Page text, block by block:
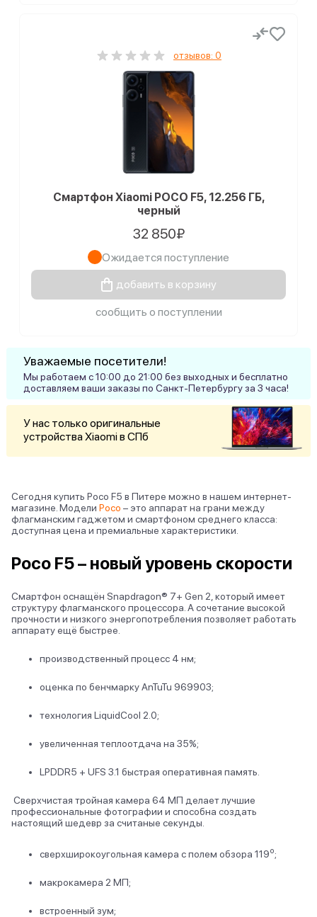
отзывов: 0
Смартфон Xiaomi POCO F5, 12.256 ГБ,
черный
32 850₽
Ожидается поступление
добавить в корзину
сообщить о поступлении
Уважаемые посетители!
Мы работаем с 10:00 до 21:00 без выходных и бесплатно
доставляем ваши заказы по Санкт-Петербургу за 3 часа!
У нас только оригинальные
устройства Xiaomi в СПб
Сегодня купить Poco F5 в Питере можно в нашем интернет-
магазине. Модели Poco – это аппарат на грани между
флагманским гаджетом и смартфоном среднего класса:
доступная цена и премиальные характеристики.
Poco F5 – новый уровень скорости
Смартфон оснащён Snapdragon® 7+ Gen 2, который имеет
структуру флагманского процессора. А сочетание высокой
прочности и низкого энергопотребления позволяет работать
аппарату ещё быстрее.
производственный процесс 4 нм;
оценка по бенчмарку AnTuTu 969903;
технология LiquidCool 2.0;
увеличенная теплоотдача на 35%;
LPDDR5 + UFS 3.1 быстрая оперативная память.
Сверхчистая тройная камера 64 МП делает лучшие
профессиональные фотографии и способна создать
настоящий шедевр за считаные секунды.
сверхширокоугольная камера с полем обзора 119о;
макрокамера 2 МП;
встроенный зум;